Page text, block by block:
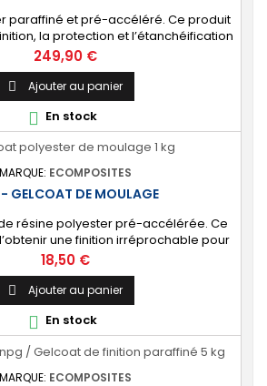
paraffiné et pré-accéléré. Ce produit
la protection et l’étanchéification
en polyester sur votre bateau, pièce
car, etc. 🔝 [Finition de qualité]
extérieure lisse, brillante et uniforme
la surface visible de votre
stratification...
Prix
249,90 €
 Ajouter au panier
 En stock
MARQUE: ECOMPOSITES
- GELCOAT DE MOULAGE
résine polyester pré-accélérée. Ce
une finition irréprochable pour
de pièces composites en
de carrosserie ou d’un bateau,
objet d’art, etc. Couleur au choix.
Fournit un revêtement à l’aspect
parfaitement lisse,...
Prix
18,50 €
 Ajouter au panier
 En stock
MARQUE: ECOMPOSITES